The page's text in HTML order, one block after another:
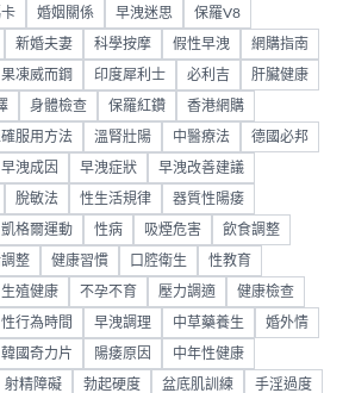
婚姻關係 早洩迷思 保羅V8
新婚夫妻 科學按摩 假性早洩 網購指南
果凍威而鋼 印度犀利士 必利吉 肝臟健康
身體檢查 保羅紅鑽 香港網購
確服用方法 溫腎壯陽 中醫療法 德國必邦
早洩成因 早洩症狀 早洩改善建議
脫敏法 性生活規律 器質性陽痿
凱格爾運動 性病 吸煙危害 飲食調整
整 健康習慣 口腔衛生 性教育
生殖健康 不孕不育 壓力調適 健康檢查
性行為時間 早洩調理 中草藥養生 婚外情
韓國奇力片 陽痿原因 中年性健康
射精障礙 勃起硬度 盆底肌訓練 手淫過度